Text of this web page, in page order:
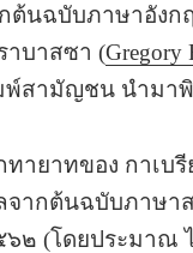
ต้นฉบับภาษาอังก
าบาสซา (Gregory
พ์สามัญชน นำมา
ยาทของ กาเบรี
ากต้นฉบับภาษา
๒ (โดยประมาณ